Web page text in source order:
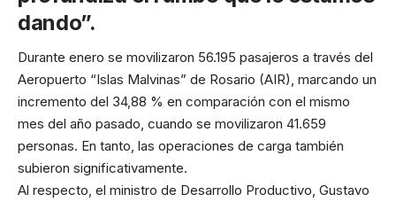
dando”.
Durante enero se movilizaron 56.195 pasajeros a través del
Aeropuerto “Islas Malvinas” de Rosario (AIR), marcando un
incremento del 34,88 % en comparación con el mismo
mes del año pasado, cuando se movilizaron 41.659
personas. En tanto, las operaciones de carga también
subieron significativamente.
Al respecto, el ministro de Desarrollo Productivo, Gustavo